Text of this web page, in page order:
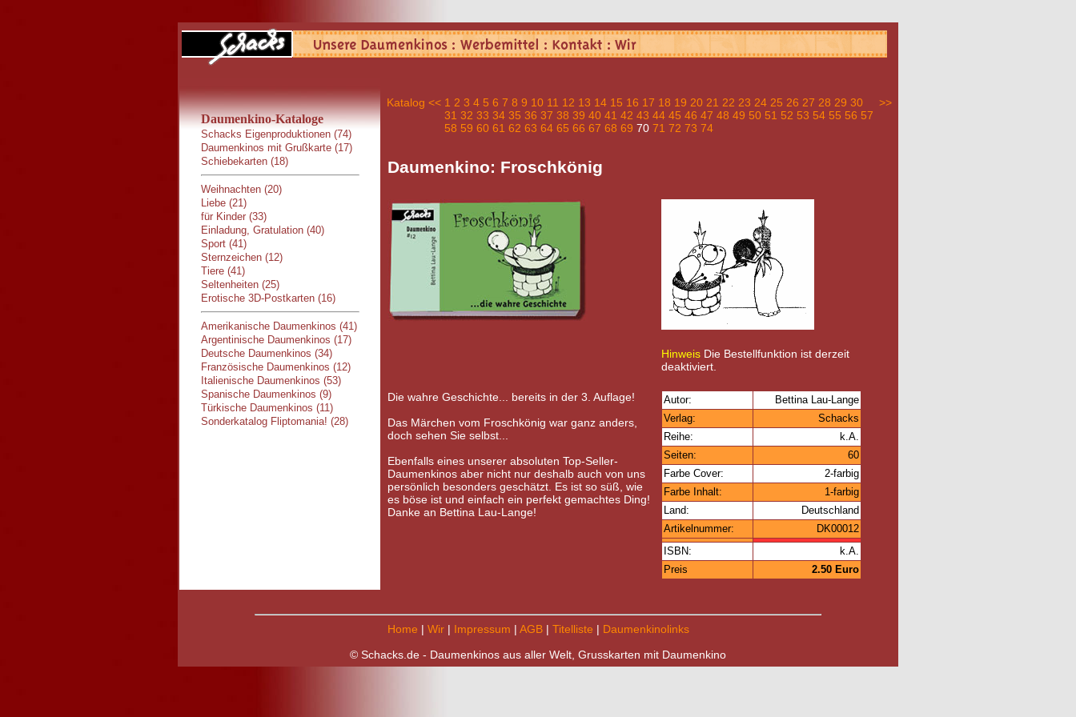
Daumenkino-Kataloge
Schacks Eigenproduktionen (74)
Daumenkinos mit Grußkarte (17)
Schiebekarten (18)
Weihnachten (20)
Liebe (21)
für Kinder (33)
Einladung, Gratulation (40)
Sport (41)
Sternzeichen (12)
Tiere (41)
Seltenheiten (25)
Erotische 3D-Postkarten (16)
Amerikanische Daumenkinos (41)
Argentinische Daumenkinos (17)
Deutsche Daumenkinos (34)
Französische Daumenkinos (12)
Italienische Daumenkinos (53)
Spanische Daumenkinos (9)
Türkische Daumenkinos (11)
Sonderkatalog Fliptomania! (28)
Katalog << 1 2 3 4 5 6 7 8 9 10 11 12 13 14 15 16 17 18 19 20 21 22 23 24 25 26 27 28 29 30
31 32 33 34 35 36 37 38 39 40 41 42 43 44 45 46 47 48 49 50 51 52 53 54 55 56 57
58 59 60 61 62 63 64 65 66 67 68 69 70 71 72 73 74
>>
Daumenkino: Froschkönig
Hinweis Die Bestellfunktion ist derzeit
deaktiviert.
Die wahre Geschichte... bereits in der 3. Auflage!
Das Märchen vom Froschkönig war ganz anders,
doch sehen Sie selbst...
Ebenfalls eines unserer absoluten Top-Seller-
Daumenkinos aber nicht nur deshalb auch von uns
persönlich besonders geschätzt. Es ist so süß, wie
es böse ist und einfach ein perfekt gemachtes Ding!
Danke an Bettina Lau-Lange!
Autor:
Bettina Lau-Lange
Verlag:
Schacks
Reihe:
k.A.
Seiten:
60
Farbe Cover:
2-farbig
Farbe Inhalt:
1-farbig
Land:
Deutschland
Artikelnummer:
DK00012
ISBN:
k.A.
Preis
2.50 Euro
Home | Wir| Impressum | AGB| Titelliste | Daumenkinolinks
© Schacks.de - Daumenkinos aus aller Welt, Grusskarten mit Daumenkino